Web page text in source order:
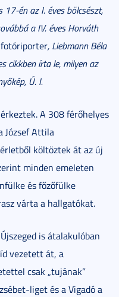
én az I. éves bölcsészt,
a IV. éves Horváth
, Liebmann Béla
cikkben írta le, milyen az
Ú. I.
A 308 férőhelyes
József Attila
költöztek át az új
minden emeleten
és főzőfülke
várta a hallgatókat.
is átalakulóban
vezetett át, a
csak „tujának”
liget és a Vigadó a